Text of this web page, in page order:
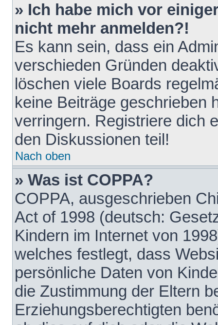
» Ich habe mich vor
nicht mehr anmelden?!
Es kann sein, dass ein
verschieden Gründen
löschen viele Boards
keine Beiträge geschrieben
verringern. Registriere dich
den Diskussionen teil!
Nach oben
» Was ist COPPA?
COPPA, ausgeschrieben
Act of 1998 (deutsch:
Kindern im Internet von
welches festlegt, dass
persönliche Daten von
die Zustimmung der Eltern
Erziehungsberechtigten